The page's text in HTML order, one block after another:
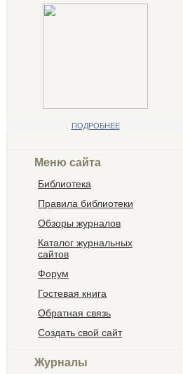
ПОДРОБНЕЕ
Меню сайта
Библиотека
Правила библиотеки
Обзоры журналов
Каталог журнальных
сайтов
Форум
Гостевая книга
Обратная связь
Создать свой сайт
Журналы